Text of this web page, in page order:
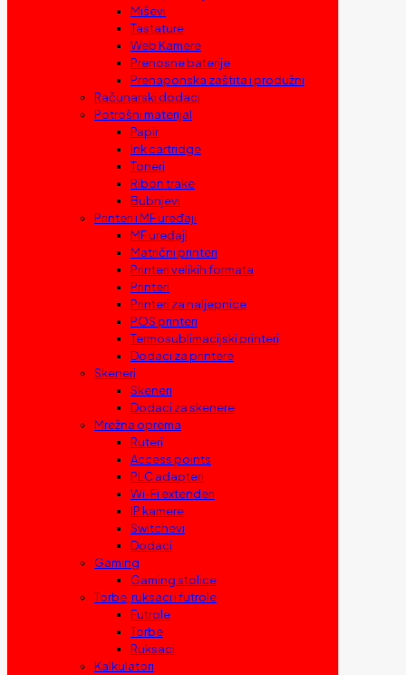
Miševi
Tastature
Web Kamere
Prenosne baterije
Prenaponska zaštita i produžni
Računarski dodaci
Potrošni materijal
Papir
Ink cartridge
Toneri
Ribon trake
Bubnjevi
Printeri i MF uređaji
MF uređaji
Matrični printeri
Printeri velikih formata
Printeri
Printeri za naljepnice
POS printeri
Termosublimacijski printeri
Dodaci za printere
Skeneri
Skeneri
Dodaci za skenere
Mrežna oprema
Ruteri
Access points
PLC adapteri
Wi-Fi extenderi
IP kamere
Switchevi
Dodaci
Gaming
Gaming stolice
Torbe, ruksaci i futrole
Futrole
Torbe
Ruksaci
Kalkulatori